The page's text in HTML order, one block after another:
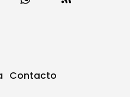
Contacto